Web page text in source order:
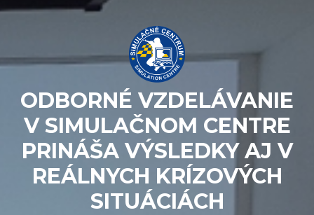
ODBORNÉ VZDELÁVANIE
V SIMULAČNOM CENTRE
PRINÁŠA VÝSLEDKY AJ V
REÁLNYCH KRÍZOVÝCH
SITUÁCIÁCH